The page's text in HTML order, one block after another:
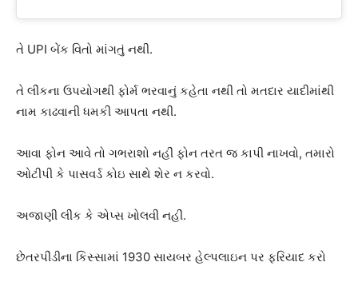
તે UPI બેંક વિતો માંગતું નથી.
તે લીંકના ઉપયોગથી ફોર્મ ભરવાનું કહેતા નથી તો મતદાર યાદીમાંથી
નામ કાઢવાની ધમકી આપતા નથી.
આવા ફોન આવે તો ગભરાશો નહીં ફોન તરત જ કાપી નાખવો, તમારો
ઓટીપી કે પાસવર્ડ કોઇ સાથે શેર ન કરવો.
અજાણી લીંક કે એપ્સ ખોલવી નહીં.
છેતરપીંડીના કિસ્સામાં 1930 સાયબર હેલ્પલાઇન પર ફરિયાદ કરો